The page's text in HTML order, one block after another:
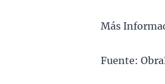
Más
Fuente: